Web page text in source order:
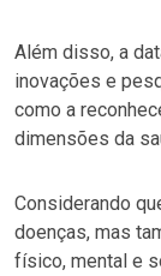
Além disso, a
inovações e
como a
dimensões da
Considerando
doenças, mas
físico, mental e